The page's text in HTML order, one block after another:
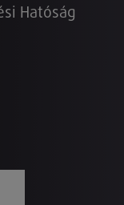
Hatóság